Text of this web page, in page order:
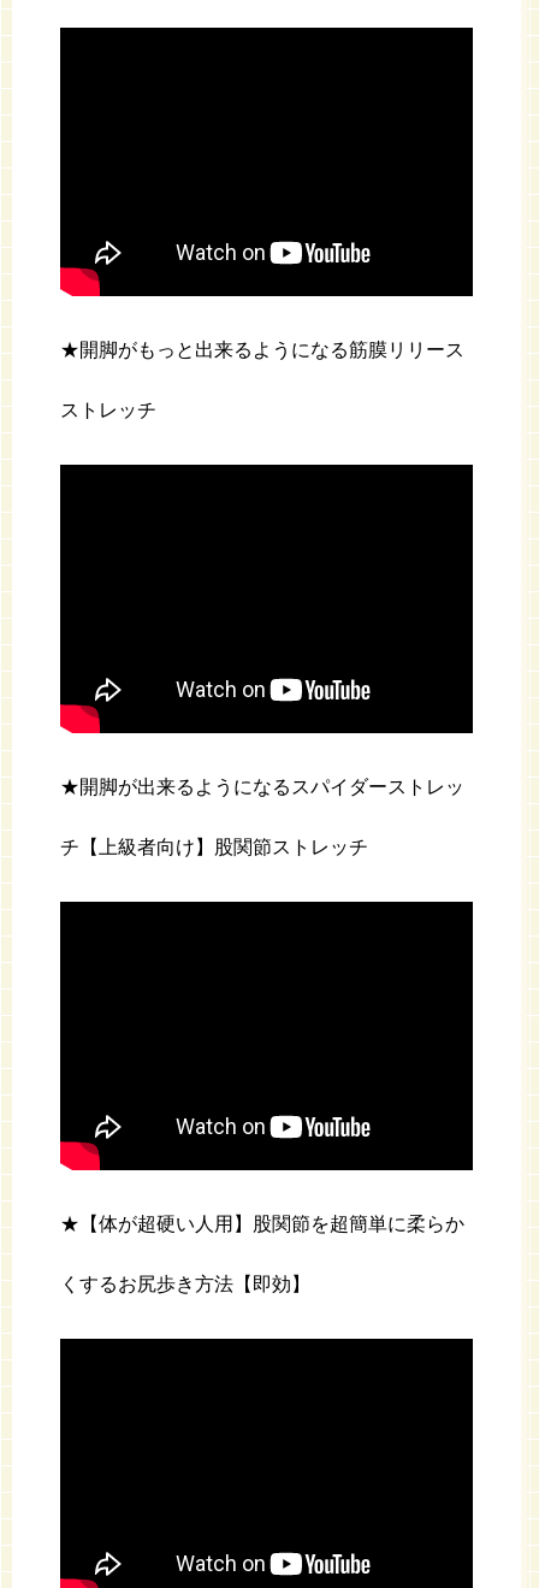
★開脚がもっと出来るようになる筋膜リリース
ストレッチ
★開脚が出来るようになるスパイダーストレッ
チ【上級者向け】股関節ストレッチ
★【体が超硬い人用】股関節を超簡単に柔らか
くするお尻歩き方法【即効】